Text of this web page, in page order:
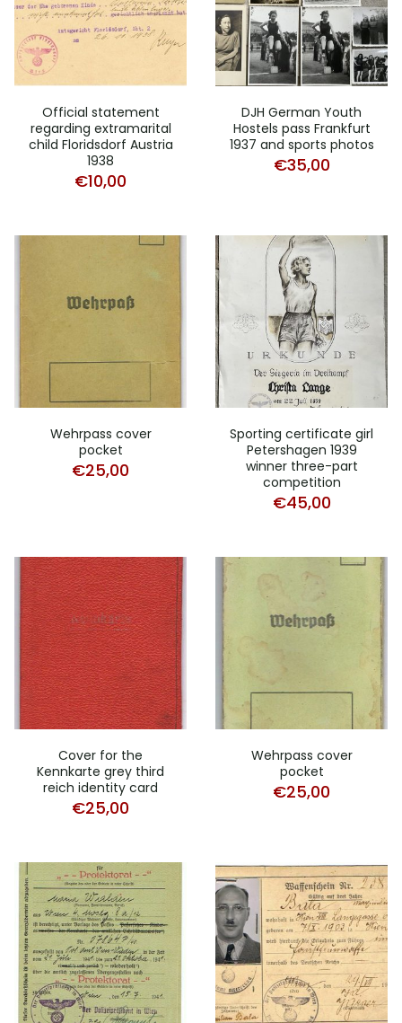
Official statement
regarding extramarital
child Floridsdorf Austria
1938
€10,00
DJH German Youth
Hostels pass Frankfurt
1937 and sports photos
€35,00
Wehrpass cover
pocket
€25,00
Sporting certificate girl
Petershagen 1939
winner three-part
competition
€45,00
Cover for the
Kennkarte grey third
reich identity card
€25,00
Wehrpass cover
pocket
€25,00